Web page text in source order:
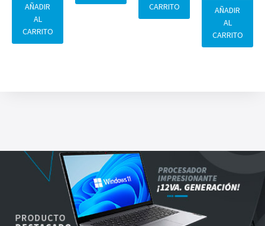
AÑADIR
AL
CARRITO
CARRITO
AÑADIR
AL
CARRITO